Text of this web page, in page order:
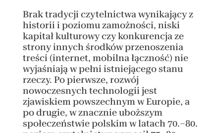
Brak tradycji czytelnictwa wynikający z
historii i poziomu zamożności, niski
kapitał kulturowy czy konkurencja ze
strony innych środków przenoszenia
treści (internet, mobilna łączność) nie
wyjaśniają w pełni istniejącego stanu
rzeczy. Po pierwsze, rozwój
nowoczesnych technologii jest
zjawiskiem powszechnym w Europie, a
po drugie, w znacznie uboższym
społeczeństwie polskim w latach 70.–80.